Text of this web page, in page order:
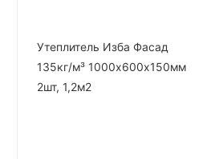
Утеплитель Изба Фасад
135кг/м³ 1000х600х150мм
2шт, 1,2м2